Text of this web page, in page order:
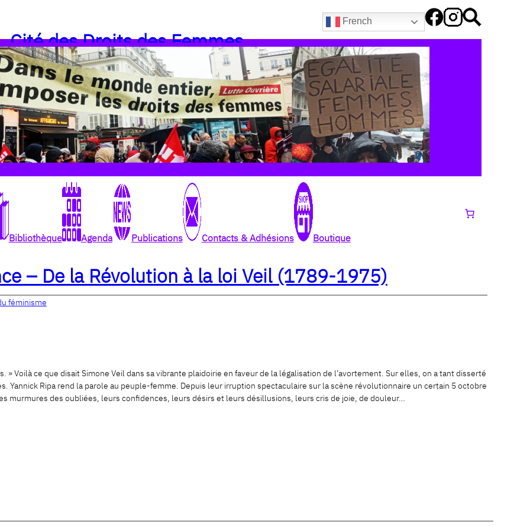
French
Cité des Droits des Femmes
Bibliothèque Agenda Publications Contacts & Adhésions Boutique
– De la Révolution à la loi Veil (1789-1975)
féminisme
» Voilà ce que disait Simone Veil dans sa vibrante plaidoirie en faveur de la légalisation de l’avortement. Sur elles, on a tant disserté
Yannick Ripa rend la parole au peuple-femme. Depuis leur irruption spectaculaire sur la scène révolutionnaire un certain 5 octobre
murmures des oubliées, leurs confidences, leurs désirs et leurs désillusions, leurs cris de joie, de douleur…